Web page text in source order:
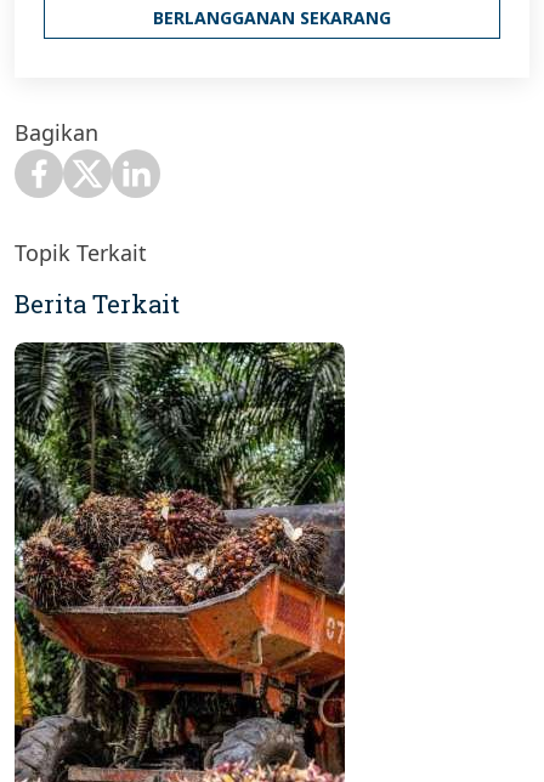
BERLANGGANAN SEKARANG
Bagikan
Topik Terkait
Berita Terkait